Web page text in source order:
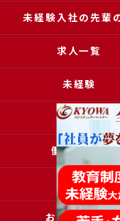
未経験入社の先輩
求人一覧
未経験
高収入
働きやすい
ブログ
お問い合わせ